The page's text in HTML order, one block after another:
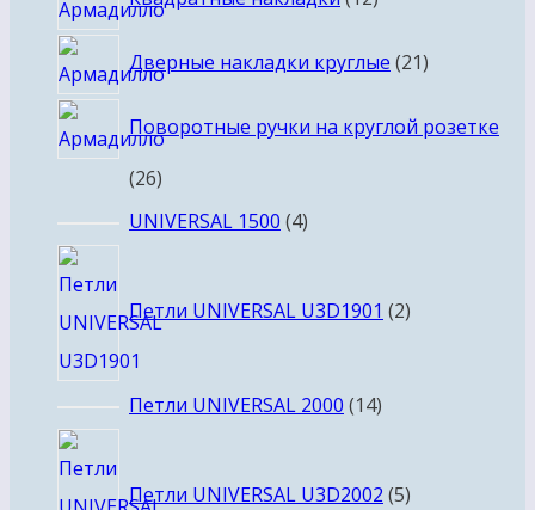
Дверные накладки круглые 2121
Поворотные ручки на круглой розетке
2626
товаров
UNIVERSAL 1500 44
Петли UNIVERSAL U3D1901 2товара
Петли UNIVERSAL 2000 1414
Петли UNIVERSAL U3D2002 5товаров